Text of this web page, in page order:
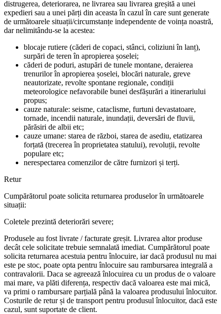
distrugerea, deteriorarea, ne livrarea sau livrarea greșită a unei
expedieri sau a unei părți din aceasta în cazul în care sunt generate
de următoarele situații/circumstanțe independente de voința noastră,
dar nelimitându-se la acestea:
blocaje rutiere (căderi de copaci, stânci, coliziuni în lanț),
surpări de teren în apropierea șoselei;
căderi de poduri, astupări de tunele montane, deraierea
trenurilor în apropierea șoselei, blocări naturale, greve
neautorizate, revolte spontane regionale, condiții
meteorologice nefavorabile bunei desfășurări a itinerariului
propus;
cauze naturale: seisme, cataclisme, furtuni devastatoare,
tornade, incendii naturale, inundații, deversări de fluvii,
părăsiri de albii etc;
cauze umane: starea de război, starea de asediu, etatizarea
forțată (trecerea în proprietatea statului), revoluții, revolte
populare etc;
nerespectarea comenzilor de către furnizori și terți.
Retur
Cumpărătorul poate solicita returnarea produselor în următoarele
situații:
Coletele prezintă deteriorări severe;
Produsele au fost livrate / facturate greșit. Livrarea altor produse
decât cele solicitate trebuie semnalată imediat. Cumpărătorul poate
solicita returnarea acestuia pentru înlocuire, iar dacă produsul nu mai
este pe stoc, poate opta pentru înlocuire sau rambursarea integrală a
contravalorii. Daca se agreează înlocuirea cu un produs de o valoare
mai mare, va plăti diferența, respectiv dacă valoarea este mai mică,
va primi o rambursare parțială până la valoarea produsului înlocuitor.
Costurile de retur și de transport pentru produsul înlocuitor, dacă este
cazul, sunt suportate de client.